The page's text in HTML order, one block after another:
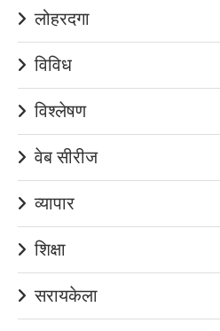
लोहरदगा
विविध
विश्लेषण
वेब सीरीज
व्यापार
शिक्षा
सरायकेला